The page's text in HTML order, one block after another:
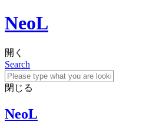
NeoL
開く
Search
閉じる
NeoL